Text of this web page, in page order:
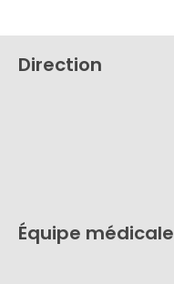
Direction
Équipe médicale